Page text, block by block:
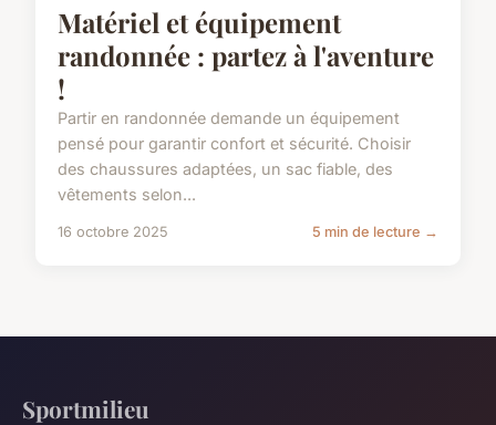
Matériel et équipement
randonnée : partez à l'aventure
!
Partir en randonnée demande un équipement
pensé pour garantir confort et sécurité. Choisir
des chaussures adaptées, un sac fiable, des
vêtements selon...
16 octobre 2025 5 min de lecture →
Sportmilieu